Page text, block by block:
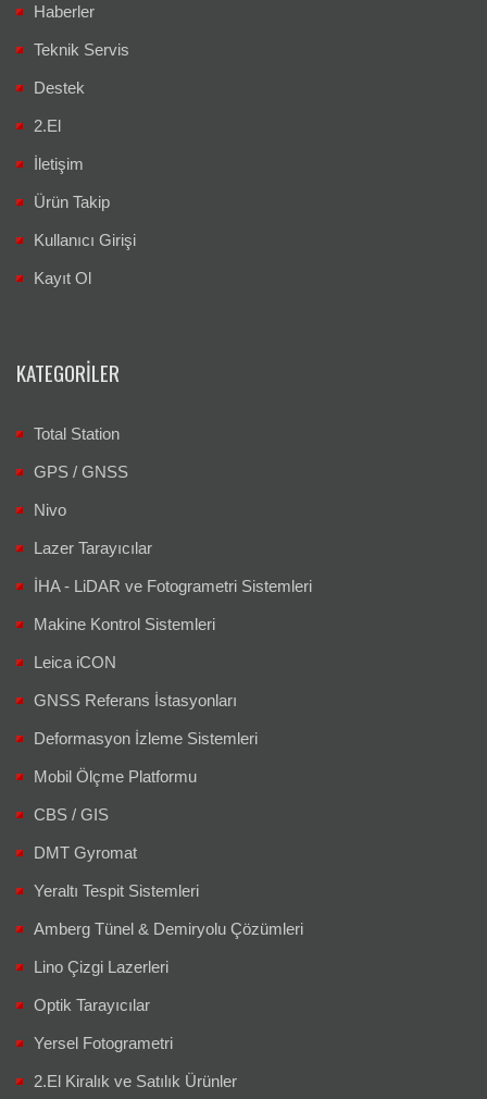
Haberler
Teknik Servis
Destek
2.El
İletişim
Ürün Takip
Kullanıcı Girişi
Kayıt Ol
KATEGORILER
Total Station
GPS / GNSS
Nivo
Lazer Tarayıcılar
İHA - LiDAR ve Fotogrametri Sistemleri
Makine Kontrol Sistemleri
Leica iCON
GNSS Referans İstasyonları
Deformasyon İzleme Sistemleri
Mobil Ölçme Platformu
CBS / GIS
DMT Gyromat
Yeraltı Tespit Sistemleri
Amberg Tünel & Demiryolu Çözümleri
Lino Çizgi Lazerleri
Optik Tarayıcılar
Yersel Fotogrametri
2.El Kiralık ve Satılık Ürünler